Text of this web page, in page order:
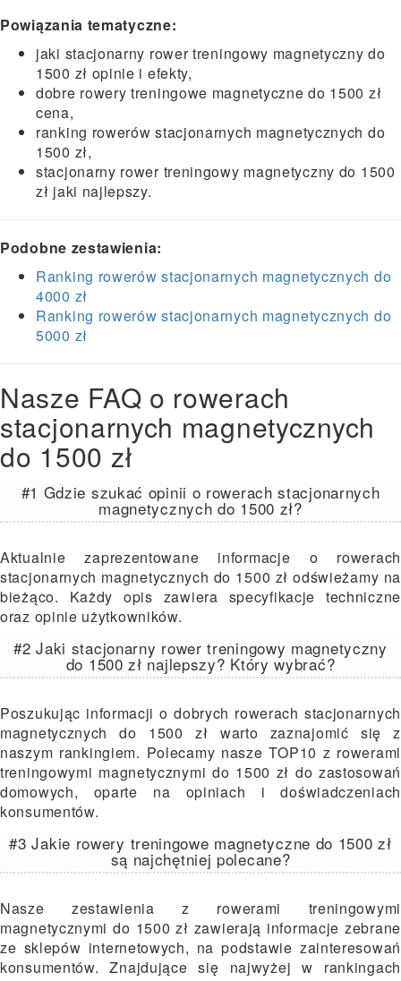
Powiązania tematyczne:
jaki stacjonarny rower treningowy magnetyczny do
1500 zł opinie i efekty,
dobre rowery treningowe magnetyczne do 1500 zł
cena,
ranking rowerów stacjonarnych magnetycznych do
1500 zł,
stacjonarny rower treningowy magnetyczny do 1500
zł jaki najlepszy.
Podobne zestawienia:
Ranking rowerów stacjonarnych magnetycznych do
4000 zł
Ranking rowerów stacjonarnych magnetycznych do
5000 zł
Nasze FAQ o rowerach
stacjonarnych magnetycznych
do 1500 zł
#1 Gdzie szukać opinii o rowerach stacjonarnych
magnetycznych do 1500 zł?
Aktualnie zaprezentowane informacje o rowerach
stacjonarnych magnetycznych do 1500 zł odświeżamy na
bieżąco. Każdy opis zawiera specyfikacje techniczne
oraz opinie użytkowników.
#2 Jaki stacjonarny rower treningowy magnetyczny
do 1500 zł najlepszy? Który wybrać?
Poszukując informacji o dobrych rowerach stacjonarnych
magnetycznych do 1500 zł warto zaznajomić się z
naszym rankingiem. Polecamy nasze TOP10 z rowerami
treningowymi magnetycznymi do 1500 zł do zastosowań
domowych, oparte na opiniach i doświadczeniach
konsumentów.
#3 Jakie rowery treningowe magnetyczne do 1500 zł
są najchętniej polecane?
Nasze zestawienia z rowerami treningowymi
magnetycznymi do 1500 zł zawierają informacje zebrane
ze sklepów internetowych, na podstawie zainteresowań
konsumentów. Znajdujące się najwyżej w rankingach